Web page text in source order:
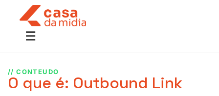
// CONTEUDO
O que é: Outbound Link